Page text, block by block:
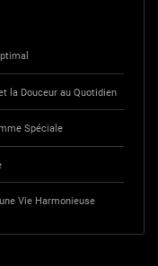
la Douceur au Quotidien
Spéciale
Vie Harmonieuse